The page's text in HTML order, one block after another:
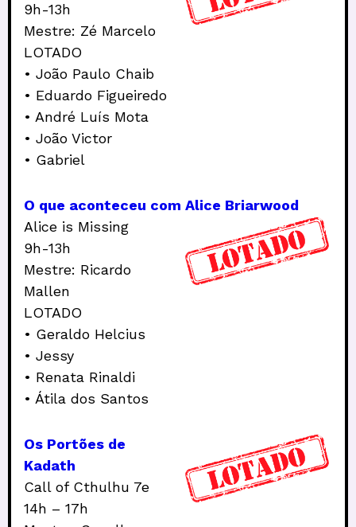
9h-13h
Mestre: Zé Marcelo
LOTADO
• João Paulo Chaib
• Eduardo Figueiredo
• André Luís Mota
• João Victor
• Gabriel
O que aconteceu com Alice Briarwood
Alice is Missing
9h-13h
Mestre: Ricardo
Mallen
LOTADO
• Geraldo Helcius
• Jessy
• Renata Rinaldi
• Átila dos Santos
Os Portões de
Kadath
Call of Cthulhu 7e
14h – 17h